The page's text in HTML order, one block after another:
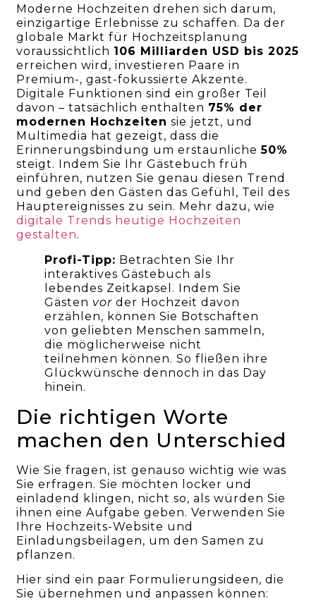
Moderne Hochzeiten drehen sich darum,
einzigartige Erlebnisse zu schaffen. Da der
globale Markt für Hochzeitsplanung
voraussichtlich 106 Milliarden USD bis 2025
erreichen wird, investieren Paare in
Premium-, gast-fokussierte Akzente.
Digitale Funktionen sind ein großer Teil
davon – tatsächlich enthalten 75% der
modernen Hochzeiten sie jetzt, und
Multimedia hat gezeigt, dass die
Erinnerungsbindung um erstaunliche50%
steigt. Indem Sie Ihr Gästebuch früh
einführen, nutzen Sie genau diesen Trend
und geben den Gästen das Gefühl, Teil des
Hauptereignisses zu sein. Mehr dazu, wie
digitale Trends heutige Hochzeiten
gestalten.
Profi-Tipp: Betrachten Sie Ihr
interaktives Gästebuch als
lebendes Zeitkapsel. Indem Sie
Gästen vor der Hochzeit davon
erzählen, können Sie Botschaften
von geliebten Menschen sammeln,
die möglicherweise nicht
teilnehmen können. So fließen ihre
Glückwünsche dennoch in das Day
hinein.
Die richtigen Worte
machen den Unterschied
Wie Sie fragen, ist genauso wichtig wie was
Sie erfragen. Sie möchten locker und
einladend klingen, nicht so, als würden Sie
ihnen eine Aufgabe geben. Verwenden Sie
Ihre Hochzeits-Website und
Einladungsbeilagen, um den Samen zu
pflanzen.
Hier sind ein paar Formulierungsideen, die
Sie übernehmen und anpassen können: